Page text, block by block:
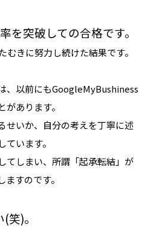
を突破しての合格です。
むきに努力し続けた結果です。
、以前にもGoogleMyBushiness
があります。
せいか、自分の考えを丁寧に述
います。
てしまい、所謂「起承転結」が
すのです。
笑)。